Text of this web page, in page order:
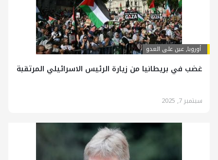
أوروبا,عين على العدو
غضب في بريطانيا من زيارة الرئيس الاسرائيلي المرتقبة
سبتمبر 7, 2025